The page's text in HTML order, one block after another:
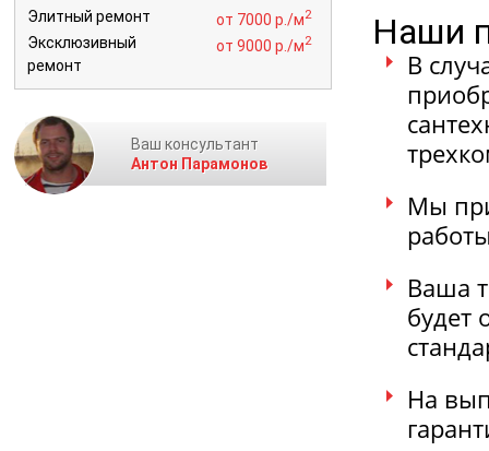
Наши
В
Мы
Ваша
будет
На
Элитный ремонт от 7000 р./м2
Эксклюзивный
ремонт
от 9000 р./м2
Ваш консультант
Антон Парамонов